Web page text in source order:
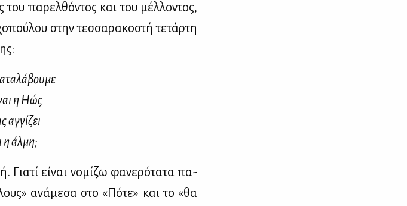
του πα­ρελ­θό­ντος και του μέλ­λο­ντος,
στην τεσ­σα­ρα­κο­στή τε­τάρ­τη
η Ηώς
αγ­γί­ζει
η άλ­μη;
Για­τί εί­ναι νο­μί­ζω φα­νε­ρό­τα­τα πα­
ανά­με­σα στο «Πό­τε» και το «θα